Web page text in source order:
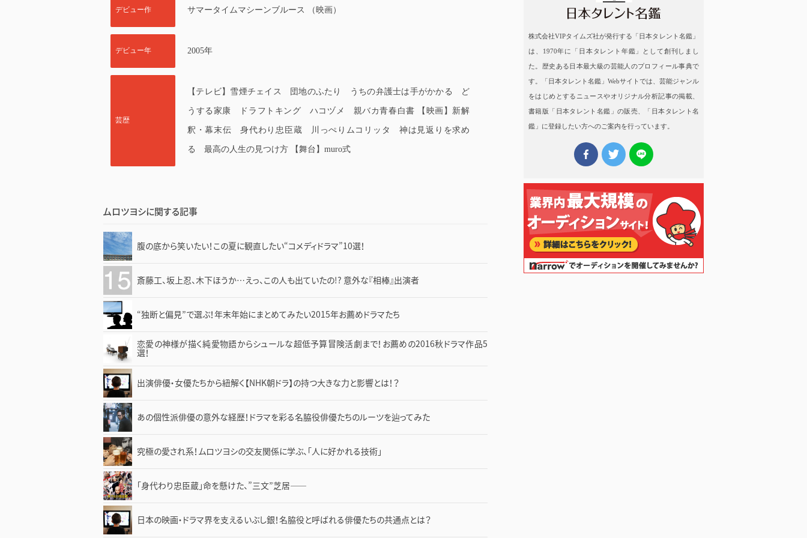
デビュー作 サマータイムマシーンブルース （映画）
デビュー年 2005年
芸歴
【テレビ】雪煙チェイス 団地のふたり うちの弁護士は手がかかる ど
うする家康 ドラフトキング ハコヅメ 親バカ青春白書 【映画】新解
釈・幕末伝 身代わり忠臣蔵 川っぺりムコリッタ 神は見返りを求め
る 最高の人生の見つけ方 【舞台】muro式
ムロツヨシに関する記事
腹の底から笑いたい！この夏に観直したい“コメディドラマ”10選！
斎藤工、坂上忍、木下ほうか…えっ、この人も出ていたの!? 意外な『相棒』出演者
“独断と偏見”で選ぶ！年末年始にまとめてみたい2015年お薦めドラマたち
恋愛の神様が描く純愛物語からシュールな超低予算冒険活劇まで！お薦めの2016秋ドラマ作品5
選！
出演俳優・女優たちから紐解く【NHK朝ドラ】の持つ大きな力と影響とは！？
あの個性派俳優の意外な経歴！ドラマを彩る名脇役俳優たちのルーツを辿ってみた
究極の愛され系！ムロツヨシの交友関係に学ぶ、「人に好かれる技術」
「身代わり忠臣蔵」命を懸けた、”三文”芝居――
日本の映画・ドラマ界を支えるいぶし銀！名脇役と呼ばれる俳優たちの共通点とは？
株式会社VIPタイムズ社が発行する「日本タレント名鑑」
は、1970年に「日本タレント年鑑」として創刊しまし
た。歴史ある日本最大級の芸能人のプロフィール事典で
す。「日本タレント名鑑」Webサイトでは、芸能ジャンル
をはじめとするニュースやオリジナル分析記事の掲載、
書籍版「日本タレント名鑑」の販売、「日本タレント名
鑑」に登録したい方へのご案内を行っています。